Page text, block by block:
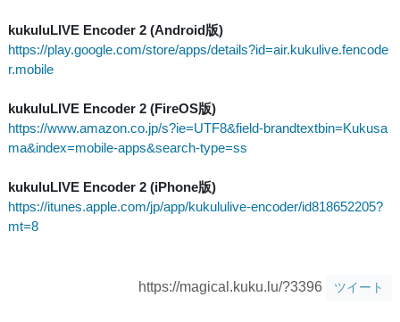
kukuluLIVE Encoder 2 (Android版)
https://play.google.com/store/apps/details?id=air.kukulive.fencode
r.mobile
kukuluLIVE Encoder 2 (FireOS版)
https://www.amazon.co.jp/s?ie=UTF8&field-brandtextbin=Kukusa
ma&index=mobile-apps&search-type=ss
kukuluLIVE Encoder 2 (iPhone版)
https://itunes.apple.com/jp/app/kukululive-encoder/id818652205?
mt=8
https://magical.kuku.lu/?3396 ツイート